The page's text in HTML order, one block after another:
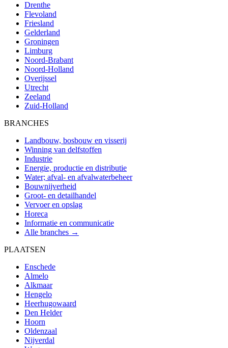
Drenthe
Flevoland
Friesland
Gelderland
Groningen
Limburg
Noord-Brabant
Noord-Holland
Overijssel
Utrecht
Zeeland
Zuid-Holland
BRANCHES
Landbouw, bosbouw en visserij
Winning van delfstoffen
Industrie
Energie, productie en distributie
Water; afval- en afvalwaterbeheer
Bouwnijverheid
Groot- en detailhandel
Vervoer en opslag
Horeca
Informatie en communicatie
Alle branches →
PLAATSEN
Enschede
Almelo
Alkmaar
Hengelo
Heerhugowaard
Den Helder
Hoorn
Oldenzaal
Nijverdal